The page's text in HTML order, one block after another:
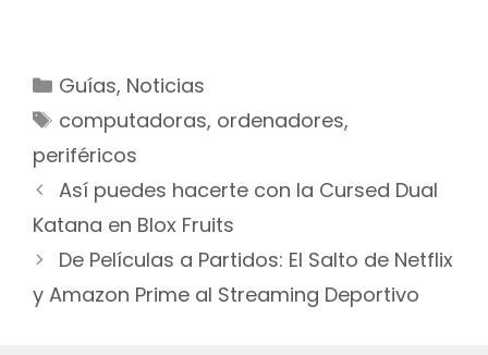
Categorías
Guías, Noticias
Etiquetas
computadoras, ordenadores,
periféricos
Navegación
de
entradas
Así puedes hacerte con la Cursed Dual
Katana en Blox Fruits
De Películas a Partidos: El Salto de Netflix
y Amazon Prime al Streaming Deportivo